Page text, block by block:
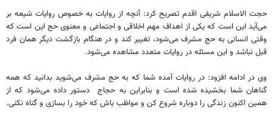
حجت الاسلام شریفی اقدم تصریح کرد: آنچه از روایات به خصوص روایات شیعه بر
می‌آید این است که یکی از اهداف مهم اخلاقی و اجتماعی و معنوی حج این است که
وقتی انسانی به حج مشرف می‌شود، تغییر کند و در هنگام بازگشت دیگر همان فرد
قبل نباشد و این مسئله در روایات متعدد مشاهده می‌شود.
وی در ادامه افزود: در روایات آمده شما که به حج مشرف می‌شوید بدانید که همه
گناهان شما بخشیده شده است و بنابراین به حجاج دستور داده می‌شود که از
همین اکنون زندگی را دوباره شروع کن و مواظب باش که خود را بسازی و گناه نکنی.